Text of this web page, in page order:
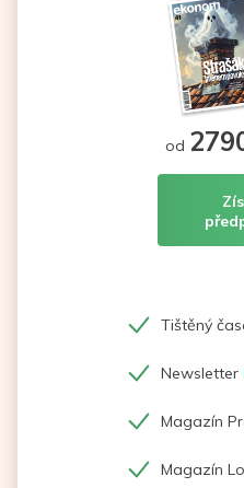
od
Tištěný
Newsletter
Magazín
Magazín